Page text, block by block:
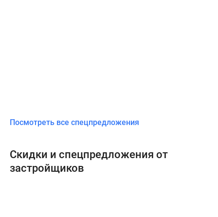
Посмотреть все спецпредложения
Скидки и спецпредложения от
застройщиков